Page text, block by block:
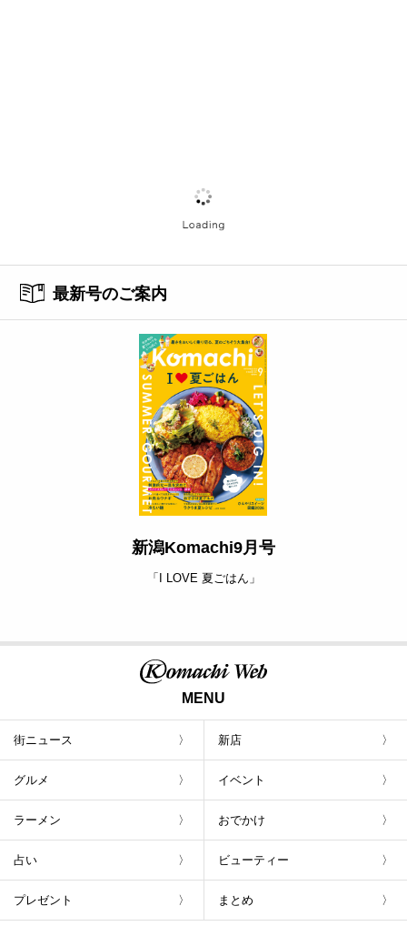
最新号のご案内
新潟Komachi9月号
「I LOVE 夏ごはん」
MENU
街ニュース 新店
グルメ イベント
ラーメン おでかけ
占い ビューティー
プレゼント まとめ